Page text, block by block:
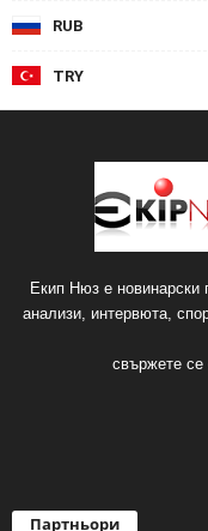
RUB
TRY
Екип Нюз е новинарски
анализи, интервюта,
свържете се
Партньори